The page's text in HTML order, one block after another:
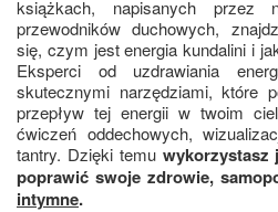
książkach, napisanych przez
przewodników duchowych,
się, czym jest energia kundalini i
Eksperci od uzdrawiania
skutecznymi narzędziami, które
przepływ tej energii w twoim
ćwiczeń oddechowych,
tantry. Dzięki temu wykorzystasz
poprawić swoje zdrowie,
intymne.